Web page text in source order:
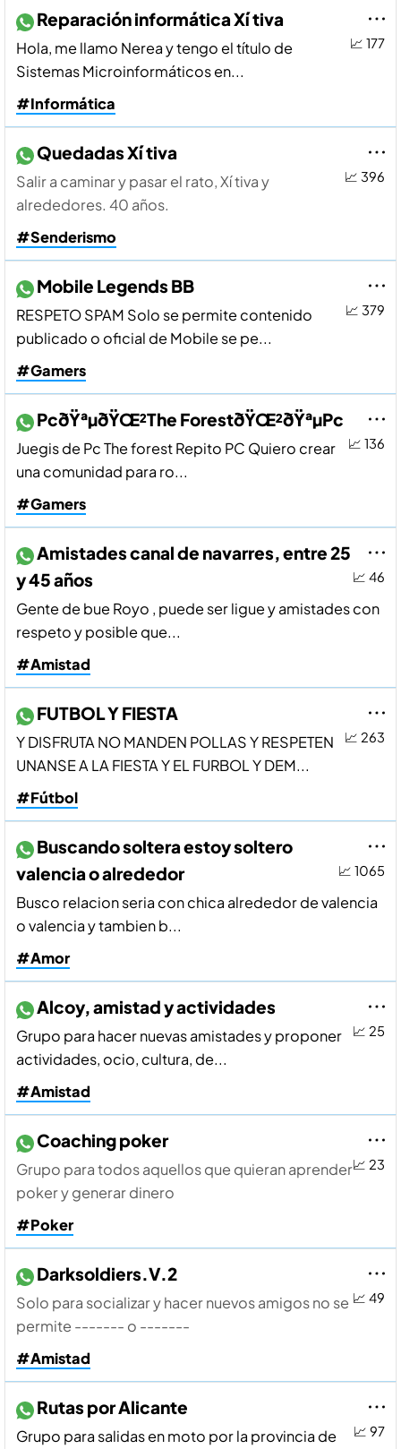
📈 177
Reparación informática Xí tiva
Hola, me llamo Nerea y tengo el tí­tulo de
Sistemas Microinformáticos en...
#Informática
📈 396
Quedadas Xí tiva
Salir a caminar y pasar el rato, Xí tiva y
alrededores. 40 años.
#Senderismo
📈 379
Mobile Legends BB
RESPETO SPAM Solo se permite contenido
publicado o oficial de Mobile se pe...
#Gamers
📈 136
PcðŸªµðŸŒ²The ForestðŸŒ²ðŸªµPc
Juegis de Pc The forest Repito PC Quiero crear
una comunidad para ro...
#Gamers
📈 46
Amistades canal de navarres, entre 25
y 45 años
Gente de bue Royo , puede ser ligue y amistades con
respeto y posible que...
#Amistad
📈 263
FUTBOL Y FIESTA
Y DISFRUTA NO MANDEN POLLAS Y RESPETEN
UNANSE A LA FIESTA Y EL FURBOL Y DEM...
#Fútbol
📈 1065
Buscando soltera estoy soltero
valencia o alrededor
Busco relacion seria con chica alrededor de valencia
o valencia y tambien b...
#Amor
📈 25
Alcoy, amistad y actividades
Grupo para hacer nuevas amistades y proponer
actividades, ocio, cultura, de...
#Amistad
📈 23
Coaching poker
Grupo para todos aquellos que quieran aprender
poker y generar dinero
#Poker
📈 49
Darksoldiers.V.2
Solo para socializar y hacer nuevos amigos no se
permite ------- o -------
#Amistad
📈 97
Rutas por Alicante
Grupo para salidas en moto por la provincia de